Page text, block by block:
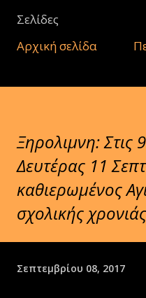
Σελίδες
Αρχική σελίδα
Ξηρολιμνη: Στις
Δευτέρας 11
καθιερωμένος
σχολικής
Σεπτεμβρίου 08, 2017